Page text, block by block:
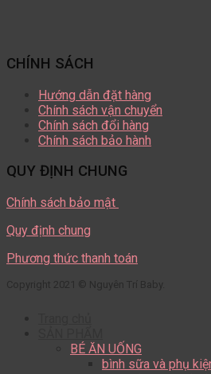
CHÍNH SÁCH
Hướng dẫn đặt hàng
Chính sách vận chuyển
Chính sách đổi hàng
Chính sách bảo hành
QUY ĐỊNH CHUNG
Chính sách bảo mật
Quy định chung
Phương thức thanh toán
Copyright 2021 © Nguyên Trí Baby.
BÉ ĂN UỐNG
bình sữa và phụ